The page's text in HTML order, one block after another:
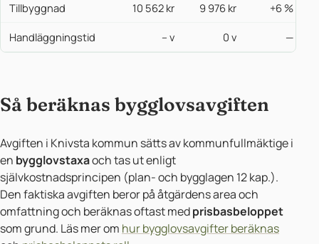
Tillbyggnad 10 562 kr 9 976 kr +6 %
Handläggningstid – v 0 v —
Så beräknas bygglovsavgiften
Avgiften i Knivsta kommun sätts av kommunfullmäktige i
en bygglovstaxaoch tas ut enligt
självkostnadsprincipen (plan- och bygglagen 12 kap.).
Den faktiska avgiften beror på åtgärdens area och
omfattning och beräknas oftast medprisbasbeloppet
som grund. Läs mer om hur bygglovsavgifter beräknas